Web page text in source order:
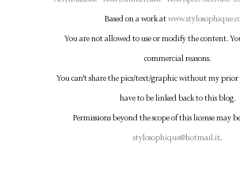
Based on a work at
You are not allowed to use or modify the content.
commercial reasons.
You can't share the pics/text/graphic without my prior
have to be linked back to this blog.
Permissions beyond the scope of this license may
stylosophique@hotmail.it.